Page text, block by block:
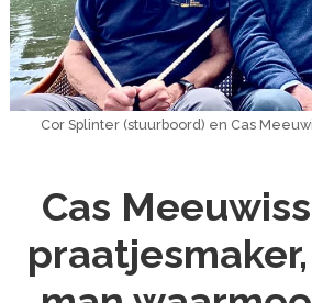
Cor Splinter (stuurboord) en Cas
Cas